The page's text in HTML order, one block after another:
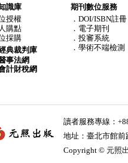
識庫
授權
購點
採購
典裁判庫
事法網
計財稅網
期刊數位服務
．DOI/ISBN註冊
．電子期刊
．投審系統
．學術不端檢測
讀者服務專線：
地址：臺北市館
Copyright © 元照